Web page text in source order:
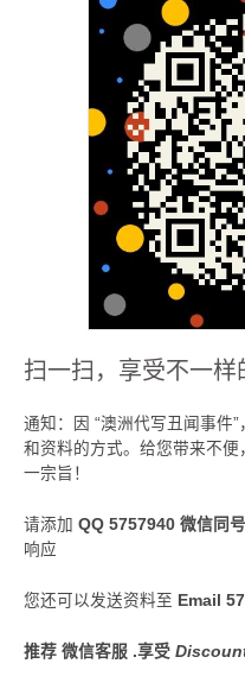
扫一扫，享受不一样
通知：因 “澳洲代写丑闻事件
和资料的方式。给您带来不
一宗旨！
请添加 QQ 5757940 微信同号
响应
您还可以发送资料至 Email
推荐 微信客服 .享受